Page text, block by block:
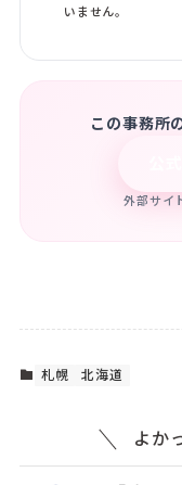
いません。
この事務所
外部サイ
札幌 北海道
よか